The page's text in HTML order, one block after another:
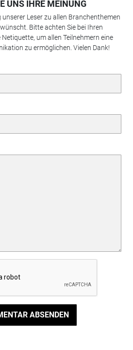
UNS IHRE MEINUNG
Leser zu allen Branchenthemen
Bitte achten Sie bei Ihren
um allen Teilnehmern eine
zu ermöglichen. Vielen Dank!
ABSENDEN